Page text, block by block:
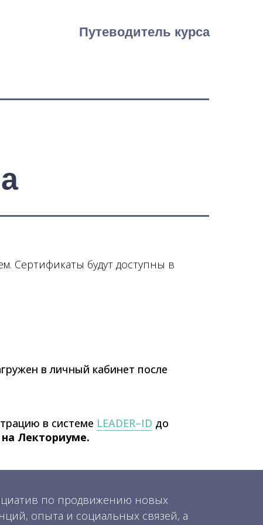
Путеводитель курса
Сертификаты будут доступны в
в личный кабинет после
в системе LEADER–ID до
на Лекториуме.
по продвижению новых
опыта и социальных связей, а